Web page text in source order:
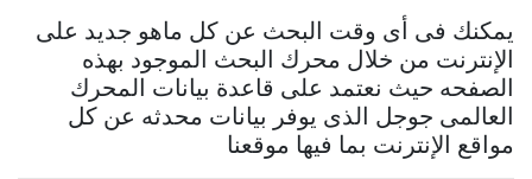
يمكنك فى أى وقت البحث عن كل ماهو جديد على
الإنترنت من خلال محرك البحث الموجود بهذه
الصفحه حيث نعتمد على قاعدة بيانات المحرك
العالمى جوجل الذى يوفر بيانات محدثه عن كل
مواقع الإنترنت بما فيها موقعنا